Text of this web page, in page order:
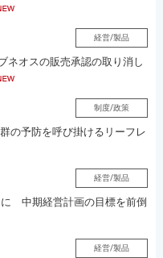
経営/製品
ネオスの販売承認の取り消し
制度/政策
の予防を呼び掛けるリーフレ
経営/製品
中期経営計画の目標を前倒
経営/製品